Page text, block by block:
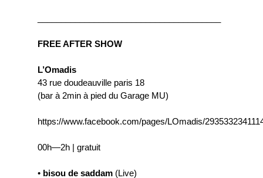
FREE AFTER SHOW
L’Omadis
43 rue doudeauville paris 18
(bar à 2min à pied du Garage MU)
https://www.facebook.com/pages/LOmadis/
00h—2h | gratuit
• bisou de saddam (Live)